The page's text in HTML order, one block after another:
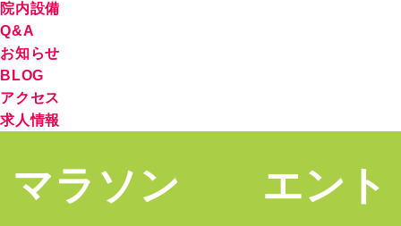
院内設備
Q&A
お知らせ
BLOG
アクセス
求人情報
マラソン エント